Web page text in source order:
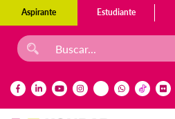
Aspirante Estudiante